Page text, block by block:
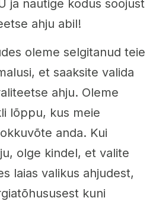
ja nautige kodus soojust
ahju abil!
oleme selgitanud teie
et saaksite valida
ahju. Oleme
lõppu, kus meie
anda. Kui
olge kindel, et valite
laias valikus ahjudest,
kuni